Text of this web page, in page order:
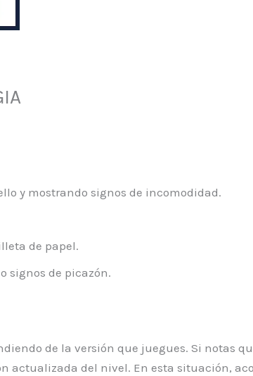
y mostrando signos de incomodidad.
de papel.
signos de picazón.
de la versión que juegues. Si notas
actualizada del nivel. En esta situación,